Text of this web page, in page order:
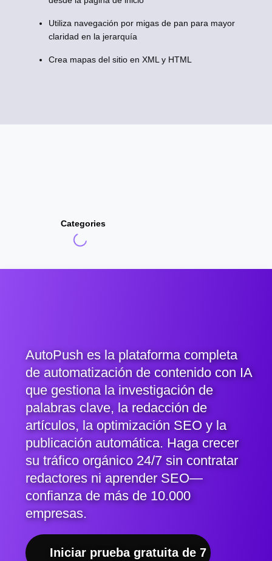
Utiliza navegación por migas de pan para mayor
claridad en la jerarquía
Crea mapas del sitio en XML y HTML
Categories
AutoPush es la plataforma completa
de automatización de contenido con IA
que gestiona la investigación de
palabras clave, la redacción de
artículos, la optimización SEO y la
publicación automática. Haga crecer
su tráfico orgánico 24/7 sin contratar
redactores ni aprender SEO—
confianza de más de 10.000
empresas.
Iniciar prueba gratuita de 7